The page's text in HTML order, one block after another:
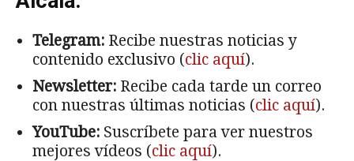
Telegram: Recibe nuestras noticias y
contenido exclusivo (clic aquí).
Newsletter: Recibe cada tarde un correo
con nuestras últimas noticias (clic aquí).
YouTube: Suscríbete para ver nuestros
mejores vídeos (clic aquí).